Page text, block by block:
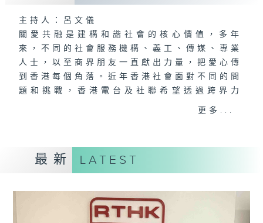
主持人：呂文儀
關愛共融是建構和諧社會的核心價值，多年
來，不同的社會服務機構、義工、傳媒、專業
人士，以至商界朋友一直獻出力量，把愛心傳
到香港每個角落。近年香港社會面對不同的問
題和挑戰，香港電台及社聯希望透過跨界力
量，透過軟性的報道手法，讓市民接觸更多有
分享關愛的故事，推動和諧共融、助人自助的
訊息。
由香港電台、香港社會服務聯會合辦的「生活
存關愛」電台節目，有呂文儀主持，每輯設有
特定主題，走訪社福界朋友及社福活動受助
更多...
最新 LATEST